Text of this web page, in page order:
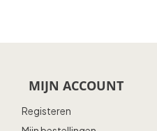
MIJN ACCOUNT
Registeren